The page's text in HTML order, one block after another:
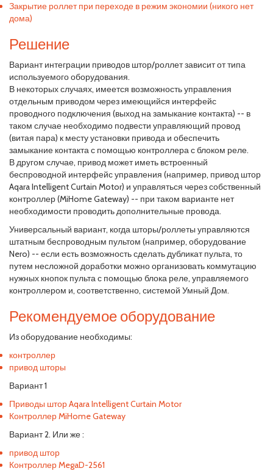
Закрытие роллет при переходе в режим экономии (никого нет
дома)
Решение
Вариант интеграции приводов штор/роллет зависит от типа
используемого оборудования.
В некоторых случаях, имеется возможность управления
отдельным приводом через имеющийся интерфейс
проводного подключения (выход на замыкание контакта) -- в
таком случае необходимо подвести управляющий провод
(витая пара) к месту установки привода и обеспечить
замыкание контакта с помощью контроллера с блоком реле.
В другом случае, привод может иметь встроенный
беспроводной интерфейс управления (например, привод штор
Aqara Intelligent Curtain Motor) и управляться через собственный
контроллер (MiHome Gateway) -- при таком варианте нет
необходимости проводить дополнительные провода.
Универсальный вариант, когда шторы/роллеты управляются
штатным беспроводным пультом (например, оборудование
Nero) -- если есть возможность сделать дубликат пульта, то
путем несложной доработки можно организовать коммутацию
нужных кнопок пульта с помощью блока реле, управляемого
контроллером и, соответственно, системой Умный Дом.
Рекомендуемое оборудование
Из оборудование необходимы:
контроллер
привод шторы
Вариант 1
Приводы штор Aqara Intelligent Curtain Motor
Контроллер MiHome Gateway
Вариант 2. Или же :
привод штор
Контроллер MegaD-2561